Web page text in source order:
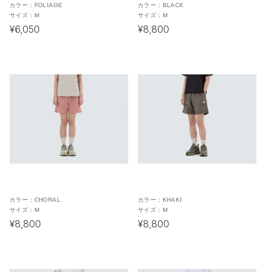
カラー： FOLIAGE
サイズ： M
¥6,050
カラー： BLACK
サイズ： M
¥8,800
カラー： CHORAL
サイズ： M
¥8,800
カラー： KHAKI
サイズ： M
¥8,800